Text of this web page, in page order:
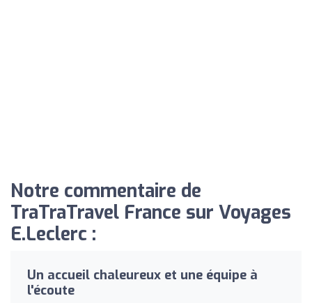
Notre commentaire de
TraTraTravel France sur Voyages
E.Leclerc :
Un accueil chaleureux et une équipe à
l'écoute